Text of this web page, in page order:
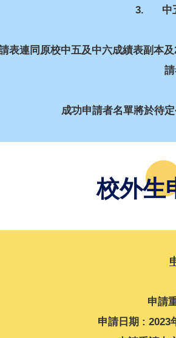
3. 中五
表連同原校中五及中六成績表副本
請
成功申請者名單將於待
校外生
申請
申請日期 : 2023